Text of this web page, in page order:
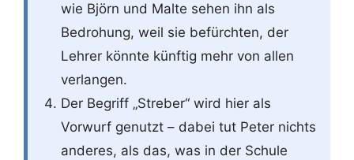
wie Björn und Malte sehen ihn als
Bedrohung, weil sie befürchten, der
Lehrer könnte künftig mehr von allen
verlangen.
Der Begriff „Streber“ wird hier als
Vorwurf genutzt – dabei tut Peter nichts
anderes, als das, was in der Schule